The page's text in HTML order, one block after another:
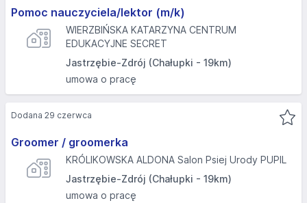
Pomoc nauczyciela/lektor (m/k)
WIERZBIŃSKA KATARZYNA CENTRUM
EDUKACYJNE SECRET
Jastrzębie-Zdrój (Chałupki - 19km)
umowa o pracę
Groomer / groomerka
KRÓLIKOWSKA ALDONA Salon Psiej Urody PUPIL
Jastrzębie-Zdrój (Chałupki - 19km)
umowa o pracę
Dodana 29 czerwca